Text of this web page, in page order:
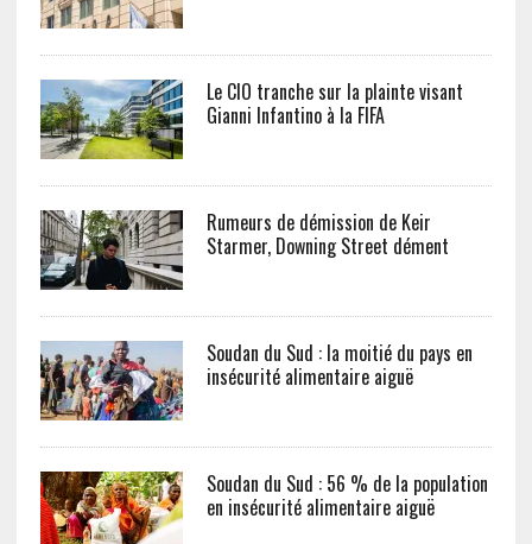
Le CIO tranche sur la plainte visant
Gianni Infantino à la FIFA
Rumeurs de démission de Keir
Starmer, Downing Street dément
Soudan du Sud : la moitié du pays en
insécurité alimentaire aiguë
Soudan du Sud : 56 % de la population
en insécurité alimentaire aiguë